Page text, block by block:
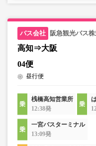
阪急観光バス
高知⇒大阪
04便
昼行便
桟橋高知営業所
12:38発
一宮バスターミナル
13:09発